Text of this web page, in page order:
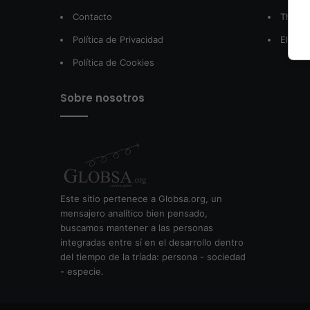
Contacto
Política de Privacidad
Política de Cookies
Sobre nosotros
Este sitio pertenece a Globsa.org, un
mensajero analítico bien pensado,
buscamos mantener a las personas
integradas entre sí en el desarrollo dentro
del tiempo de la tríada: persona - sociedad
- especie.
The
El